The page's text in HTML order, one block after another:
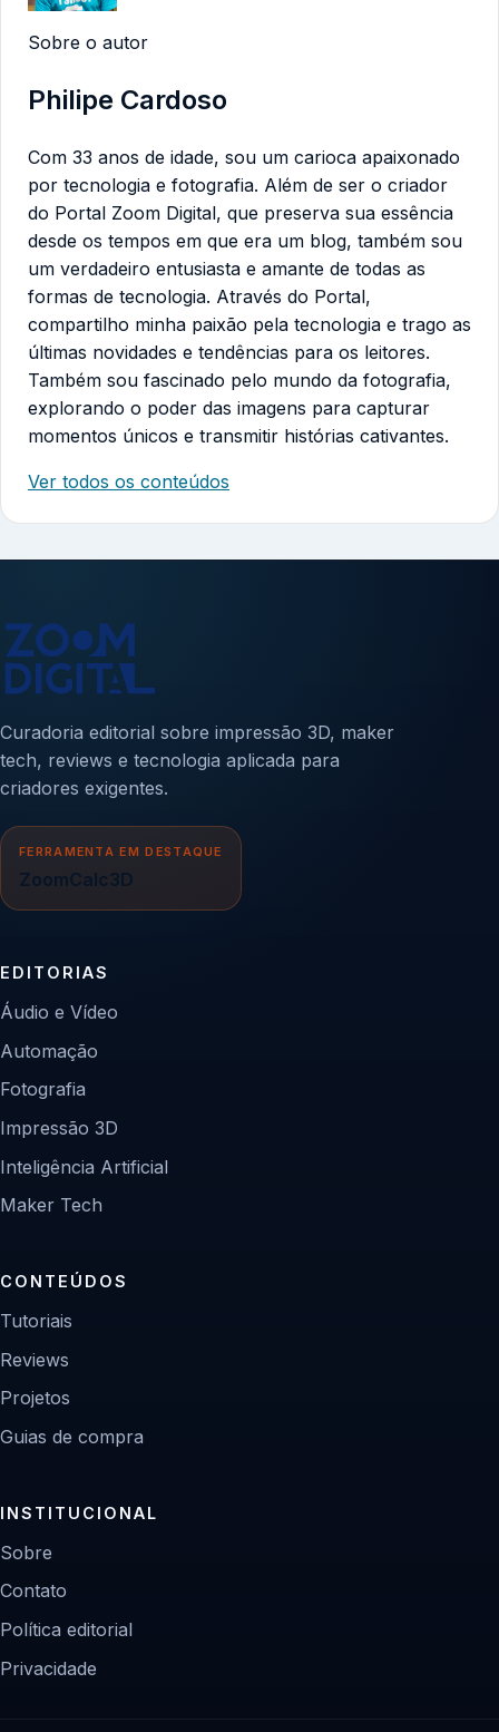
Sobre o autor
Philipe Cardoso
Com 33 anos de idade, sou um carioca apaixonado
por tecnologia e fotografia. Além de ser o criador
do Portal Zoom Digital, que preserva sua essência
desde os tempos em que era um blog, também sou
um verdadeiro entusiasta e amante de todas as
formas de tecnologia. Através do Portal,
compartilho minha paixão pela tecnologia e trago as
últimas novidades e tendências para os leitores.
Também sou fascinado pelo mundo da fotografia,
explorando o poder das imagens para capturar
momentos únicos e transmitir histórias cativantes.
Ver todos os conteúdos
Curadoria editorial sobre impressão 3D, maker
tech, reviews e tecnologia aplicada para
criadores exigentes.
FERRAMENTA EM DESTAQUE
ZoomCalc3D
EDITORIAS
Áudio e Vídeo
Automação
Fotografia
Impressão 3D
Inteligência Artificial
Maker Tech
CONTEÚDOS
Tutoriais
Reviews
Projetos
Guias de compra
INSTITUCIONAL
Sobre
Contato
Política editorial
Privacidade